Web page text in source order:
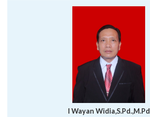
I Wayan Widia,S.Pd.,M.Pd